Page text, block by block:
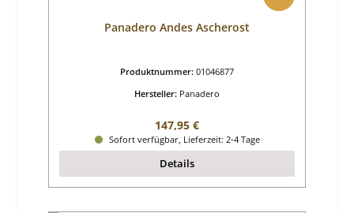
Panadero Andes Ascherost
Produktnummer: 01046877
Hersteller: Panadero
Regulärer Preis:
147,95 €
Sofort verfügbar, Lieferzeit: 2-4 Tage
Details